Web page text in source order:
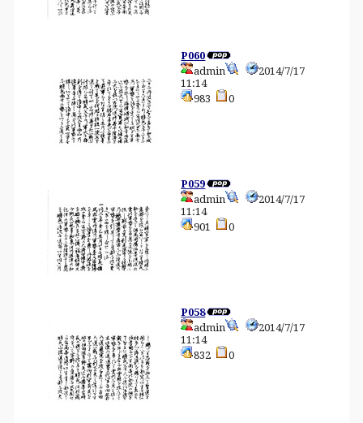
P060
admin
2014/7/17
11:14
983
0
P059
admin
2014/7/17
11:14
901
0
P058
admin
2014/7/17
11:14
832
0